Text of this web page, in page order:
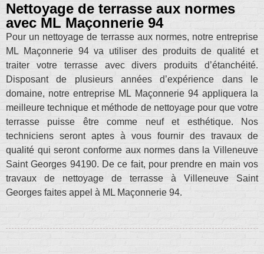
Nettoyage de terrasse aux normes
avec ML Maçonnerie 94
Pour un nettoyage de terrasse aux normes, notre entreprise
ML Maçonnerie 94 va utiliser des produits de qualité et
traiter votre terrasse avec divers produits d’étanchéité.
Disposant de plusieurs années d’expérience dans le
domaine, notre entreprise ML Maçonnerie 94 appliquera la
meilleure technique et méthode de nettoyage pour que votre
terrasse puisse être comme neuf et esthétique. Nos
techniciens seront aptes à vous fournir des travaux de
qualité qui seront conforme aux normes dans la Villeneuve
Saint Georges 94190. De ce fait, pour prendre en main vos
travaux de nettoyage de terrasse à Villeneuve Saint
Georges faites appel à ML Maçonnerie 94.